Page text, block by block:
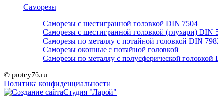
Саморезы
Саморезы с шестигранной головкой DIN 7504
Саморезы с шестигранной головкой (глухари) DIN
Саморезы по металлу с потайной головкой DIN
Саморезы оконные с потайной головкой
Саморезы по металлу с полусферической головкой
© protey76.ru
Политика конфиденциальности
Студия "Ларой"